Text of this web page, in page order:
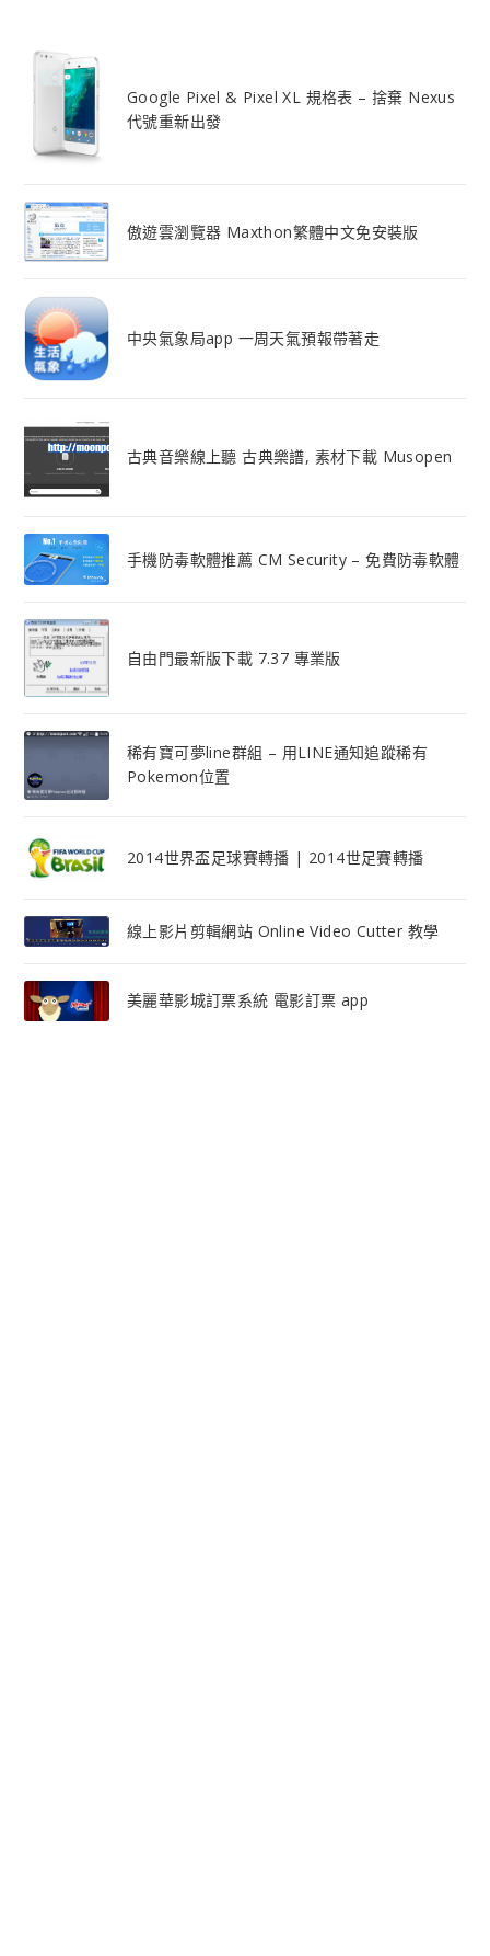
Google Pixel & Pixel XL 規格表 – 捨棄 Nexus
代號重新出發
傲遊雲瀏覽器 Maxthon繁體中文免安裝版
中央氣象局app 一周天氣預報帶著走
古典音樂線上聽 古典樂譜, 素材下載 Musopen
手機防毒軟體推薦 CM Security – 免費防毒軟體
自由門最新版下載 7.37 專業版
稀有寶可夢line群組 – 用LINE通知追蹤稀有
Pokemon位置
2014世界盃足球賽轉播 | 2014世足賽轉播
線上影片剪輯網站 Online Video Cutter 教學
美麗華影城訂票系統 電影訂票 app